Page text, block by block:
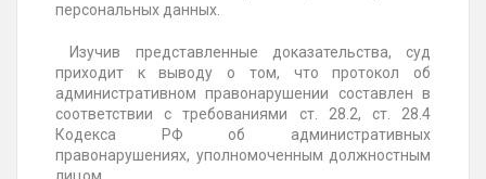
персональных данных.
Изучив представленные доказательства, суд
приходит к выводу о том, что протокол об
административном правонарушении составлен в
соответствии с требованиями ст. 28.2, ст. 28.4
Кодекса РФ об административных
правонарушениях, уполномоченным должностным